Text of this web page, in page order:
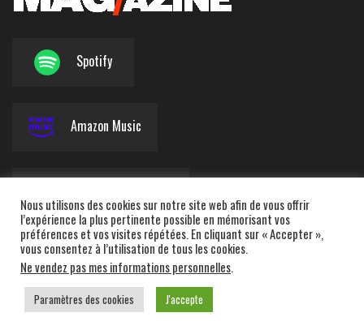
Spotify
Amazon Music
Deezer
Nous utilisons des cookies sur notre site web afin de vous offrir
l’expérience la plus pertinente possible en mémorisant vos
préférences et vos visites répétées. En cliquant sur « Accepter »,
vous consentez à l’utilisation de tous les cookies.
Ne vendez pas mes informations personnelles.
Paramètres des cookies J'accepte